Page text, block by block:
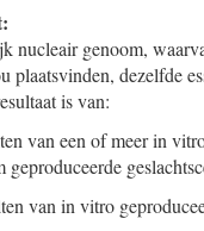
nucleair genoom,
plaatsvinden, dezelfde
is van:
van een of meer in
geproduceerde
van in vitro